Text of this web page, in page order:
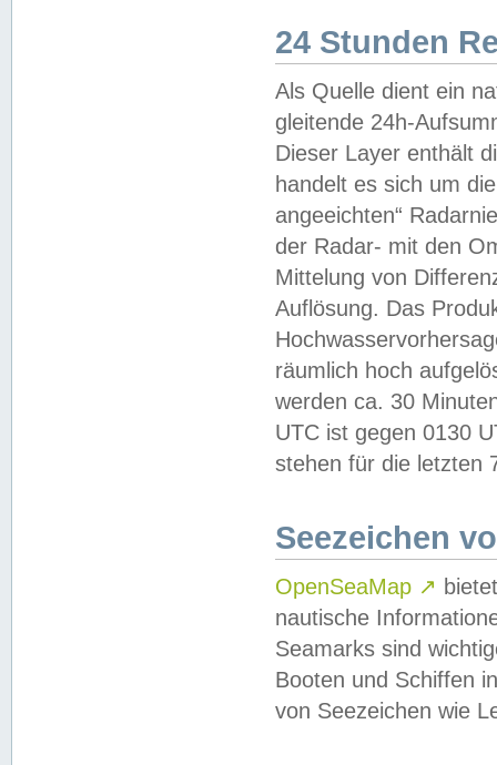
24 Stunden
Als Quelle dient ein
gleitende 24h-
Dieser Layer enthält
handelt es sich um
angeeichten“
der Radar- mit den
Mittelung von
Auflösung. Das
räumlich hoch
werden ca. 30
UTC ist gegen 0130
stehen für die letzten
Seezeichen
OpenSeaMap ↗
nautische
Seamarks sind
Booten und Schiffen
von Seezeichen wie